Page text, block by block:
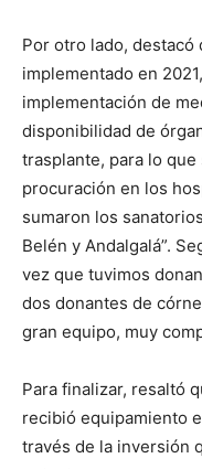
Por otro lado, destacó
implementado en
implementación de
disponibilidad de
trasplante, para lo
procuración en los
sumaron los
Belén y Andalgalá”.
vez que tuvimos
dos donantes de
gran equipo, muy
Para finalizar, resaltó
recibió equipamiento
través de la inversión